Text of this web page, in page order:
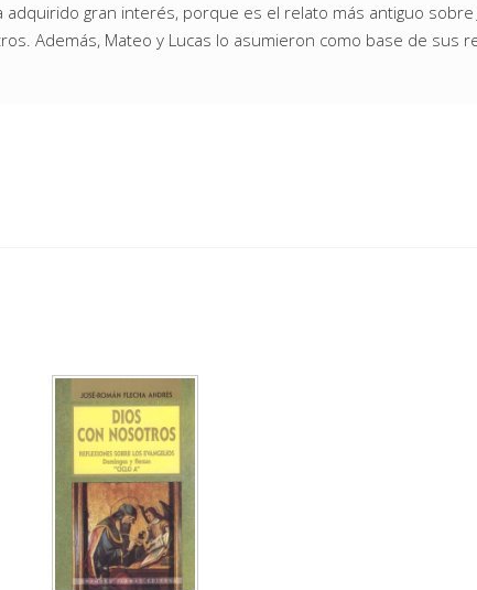
adquirido gran interés, porque es el relato más antiguo sobre
Además, Mateo y Lucas lo asumieron como base de sus